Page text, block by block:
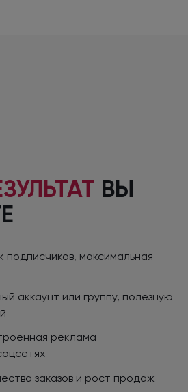
ВЫ
подписчиков, максимальная
аккаунт или группу, полезную
реклама
заказов и рост продаж